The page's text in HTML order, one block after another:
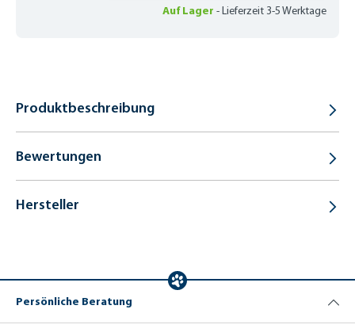
Auf Lager -Lieferzeit 3-5 Werktage
Produktbeschreibung
Bewertungen
Hersteller
Persönliche Beratung